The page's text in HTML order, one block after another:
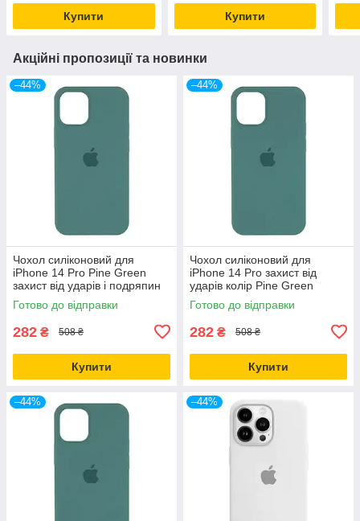
Купити Купити
Акційні пропозиції та новинки
–44%
Чохол силіконовий для
iPhone 14 Pro Pine Green
захист від ударів і подряпин
повнорозмірний
Готово до відправки
282 ₴ 508 ₴
Купити
–44%
Чохол силіконовий для
iPhone 14 Pro захист від
ударів колір Pine Green
Готово до відправки
282 ₴ 508 ₴
Купити
–44% –44%